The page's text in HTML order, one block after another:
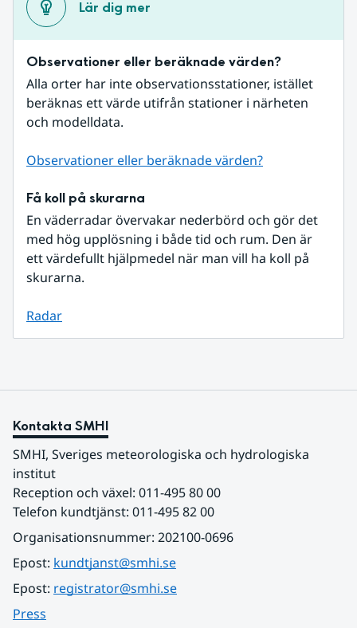
Lär dig mer
Observationer eller beräknade värden?
Alla orter har inte observationsstationer, istället
beräknas ett värde utifrån stationer i närheten
och modelldata.
Observationer eller beräknade värden?
Få koll på skurarna
En väderradar övervakar nederbörd och gör det
med hög upplösning i både tid och rum. Den är
ett värdefullt hjälpmedel när man vill ha koll på
skurarna.
Radar
Kontakta SMHI
SMHI, Sveriges meteorologiska och hydrologiska
institut
Reception och växel: 011-495 80 00
Telefon kundtjänst: 011-495 82 00
Organisationsnummer: 202100-0696
Epost: kundtjanst@smhi.se
Epost: registrator@smhi.se
Press